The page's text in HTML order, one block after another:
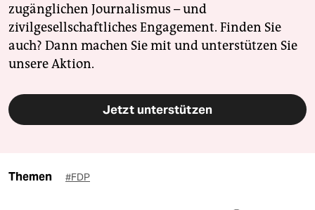
zugänglichen Journalismus – und
zivilgesellschaftliches Engagement. Finden Sie
auch? Dann machen Sie mit und unterstützen Sie
unsere Aktion.
Jetzt unterstützen
Themen #FDP